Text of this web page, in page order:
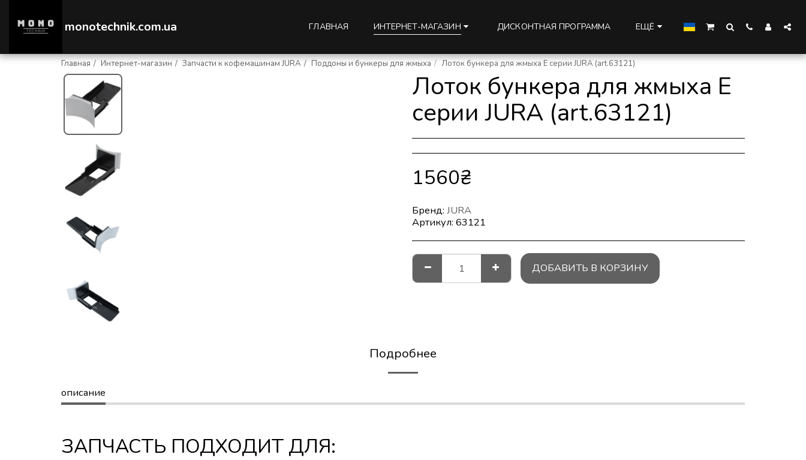
monotechnik.com.ua ГЛАВНАЯ ИНТЕРНЕТ-МАГАЗИН ДИСКОНТНАЯ ПРОГРАММА ЕЩЁ
Главная Интернет-магазин Запчасти к кофемашинам JURA Поддоны и бункеры для жмыха Лоток бункера для жмыха E серии JURA (art.63121)
Лоток бункера для жмыха E
серии JURA (art.63121)
1560₴
Бренд: JURA
Артикул: 63121
ДОБАВИТЬ В КОРЗИНУ
Подробнее
описание
ЗАПЧАСТЬ ПОДХОДИТ ДЛЯ: